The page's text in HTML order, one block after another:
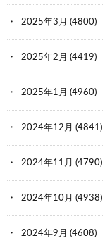
2025年3月 (4800)
2025年2月 (4419)
2025年1月 (4960)
2024年12月 (4841)
2024年11月 (4790)
2024年10月 (4938)
2024年9月 (4608)